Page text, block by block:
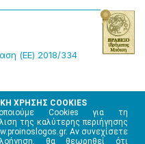
ΧΡΗΣΗΣ COOKIES
Cookies για τη
της καλύτερης περιήγησης
Αν συνεχίσετε
θα θεωρηθεί ότι
(ΕΕ) 2018/334
Μ.Η.Τ. 220242